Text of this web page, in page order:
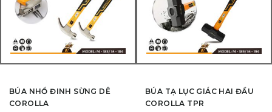
BÚA NHỔ ĐINH SỪNG DÊ
COROLLA
BÚA TẠ LỤC GIÁC HAI ĐẦU
COROLLA TPR